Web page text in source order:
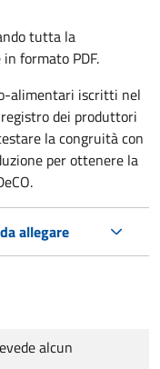
tutta la
formato PDF.
alimentari iscritti nel
dei produttori
la congruità con
per ottenere la
allegare
alcun